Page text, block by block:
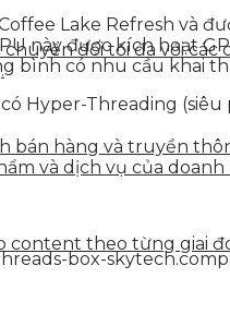
đổi tối đa với
bán hàng và truyền
và dịch vụ của
content theo từng giai
Lake Refresh và
này được kích hoạt
bình có nhu cầu khai
Hyper-Threading (siêu